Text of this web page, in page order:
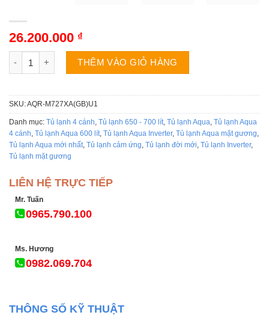
26.200.000 ₫
Tủ lạnh Aqua AQR-M727XA(GB)U1 | 660L 4 cánh inverter số
THÊM VÀO GIỎ HÀNG
SKU:AQR-M727XA(GB)U1
Danh mục: Tủ lạnh 4 cánh Tủ lạnh 650 - 700 lít Tủ lạnh Aqua Tủ lạnh Aqua
4 cánh Tủ lạnh Aqua 600 lít Tủ lạnh Aqua Inverter, Tủ lạnh Aqua mặt gương
Tủ lạnh Aqua mới nhất Tủ lạnh cảm ứng Tủ lạnh đời mới Tủ lạnh Inverter,
Tủ lạnh mặt gương
LIÊN HỆ TRỰC TIẾP
Mr. Tuấn
0965.790.100
Ms. Hương
0982.069.704
THÔNG SỐ KỸ THUẬT